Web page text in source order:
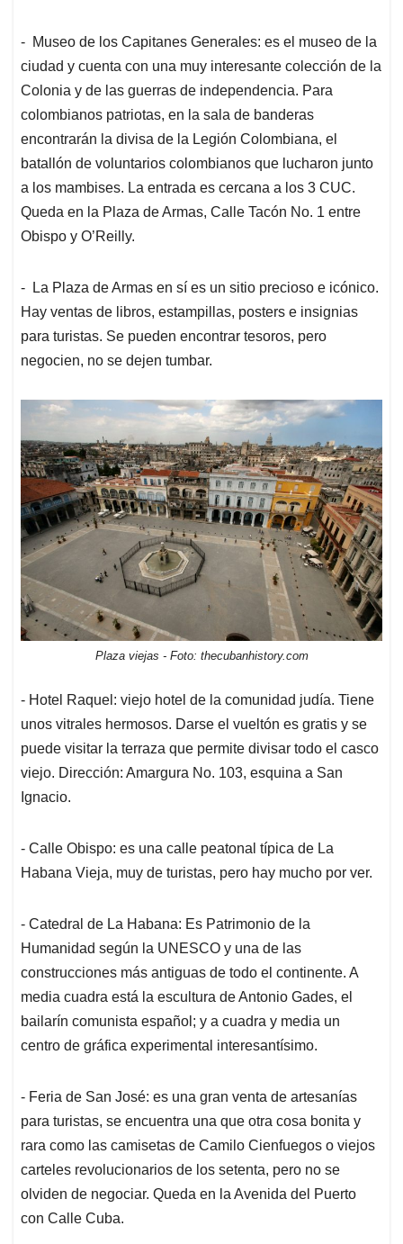
- Museo de los Capitanes Generales: es el museo de la
ciudad y cuenta con una muy interesante colección de la
Colonia y de las guerras de independencia. Para
colombianos patriotas, en la sala de banderas
encontrarán la divisa de la Legión Colombiana, el
batallón de voluntarios colombianos que lucharon junto
a los mambises. La entrada es cercana a los 3 CUC.
Queda en la Plaza de Armas, Calle Tacón No. 1 entre
Obispo y O’Reilly.
- La Plaza de Armas en sí es un sitio precioso e icónico.
Hay ventas de libros, estampillas, posters e insignias
para turistas. Se pueden encontrar tesoros, pero
negocien, no se dejen tumbar.
Plaza viejas - Foto: thecubanhistory.com
- Hotel Raquel: viejo hotel de la comunidad judía. Tiene
unos vitrales hermosos. Darse el vueltón es gratis y se
puede visitar la terraza que permite divisar todo el casco
viejo. Dirección: Amargura No. 103, esquina a San
Ignacio.
- Calle Obispo: es una calle peatonal típica de La
Habana Vieja, muy de turistas, pero hay mucho por ver.
- Catedral de La Habana: Es Patrimonio de la
Humanidad según la UNESCO y una de las
construcciones más antiguas de todo el continente. A
media cuadra está la escultura de Antonio Gades, el
bailarín comunista español; y a cuadra y media un
centro de gráfica experimental interesantísimo.
- Feria de San José: es una gran venta de artesanías
para turistas, se encuentra una que otra cosa bonita y
rara como las camisetas de Camilo Cienfuegos o viejos
carteles revolucionarios de los setenta, pero no se
olviden de negociar. Queda en la Avenida del Puerto
con Calle Cuba.